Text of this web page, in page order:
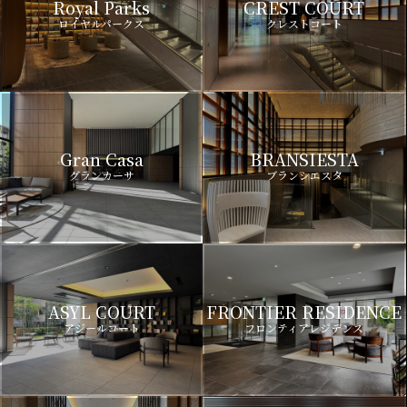
Royal Parks
ロイヤルパークス
CREST COURT
クレストコート
Gran Casa
グランカーサ
BRANSIESTA
ブランシエスタ
ASYL COURT
アジールコート
FRONTIER RESIDENCE
フロンティアレジデンス